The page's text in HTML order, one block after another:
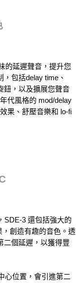
的延遲聲音，提升您
包括delay time、
鈕，以及擴展您聲音
代風格的 mod/delay
果、舒壓音樂和 lo-fi
SDE-3 還包括強大的
創造有趣的音色。透
二個延遲，以獲得豐
心位置，會引進第二